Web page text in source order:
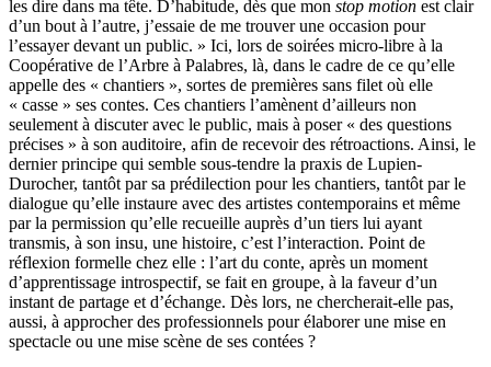
les dire dans ma tête. D’habitude, dès que mon stop motion est clair
d’un bout à l’autre, j’essaie de me trouver une occasion pour
l’essayer devant un public. » Ici, lors de soirées micro-libre à la
Coopérative de l’Arbre à Palabres, là, dans le cadre de ce qu’elle
appelle des « chantiers », sortes de premières sans filet où elle
« casse » ses contes. Ces chantiers l’amènent d’ailleurs non
seulement à discuter avec le public, mais à poser « des questions
précises » à son auditoire, afin de recevoir des rétroactions. Ainsi, le
dernier principe qui semble sous-tendre la praxis de Lupien-
Durocher, tantôt par sa prédilection pour les chantiers, tantôt par le
dialogue qu’elle instaure avec des artistes contemporains et même
par la permission qu’elle recueille auprès d’un tiers lui ayant
transmis, à son insu, une histoire, c’est l’interaction. Point de
réflexion formelle chez elle : l’art du conte, après un moment
d’apprentissage introspectif, se fait en groupe, à la faveur d’un
instant de partage et d’échange. Dès lors, ne chercherait-elle pas,
aussi, à approcher des professionnels pour élaborer une mise en
spectacle ou une mise scène de ses contées ?